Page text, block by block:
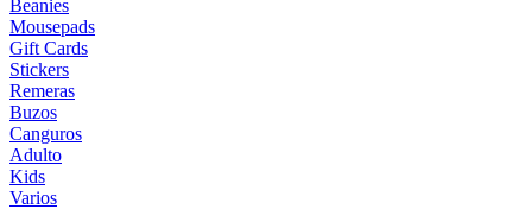
Beanies
Mousepads
Gift Cards
Stickers
Remeras
Buzos
Canguros
Adulto
Kids
Varios